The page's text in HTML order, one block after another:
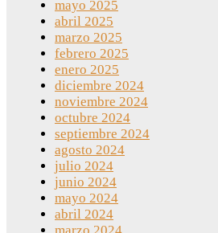
mayo 2025
abril 2025
marzo 2025
febrero 2025
enero 2025
diciembre 2024
noviembre 2024
octubre 2024
septiembre 2024
agosto 2024
julio 2024
junio 2024
mayo 2024
abril 2024